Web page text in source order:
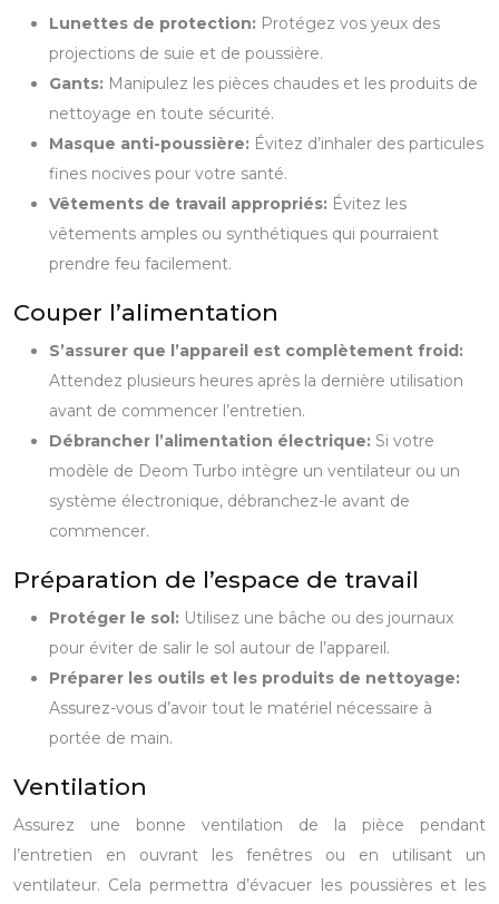
Lunettes de protection: Protégez vos yeux des
projections de suie et de poussière.
Gants: Manipulez les pièces chaudes et les produits de
nettoyage en toute sécurité.
Masque anti-poussière: Évitez d’inhaler des particules
fines nocives pour votre santé.
Vêtements de travail appropriés: Évitez les
vêtements amples ou synthétiques qui pourraient
prendre feu facilement.
Couper l’alimentation
S’assurer que l’appareil est complètement froid:
Attendez plusieurs heures après la dernière utilisation
avant de commencer l’entretien.
Débrancher l’alimentation électrique: Si votre
modèle de Deom Turbo intègre un ventilateur ou un
système électronique, débranchez-le avant de
commencer.
Préparation de l’espace de travail
Protéger le sol: Utilisez une bâche ou des journaux
pour éviter de salir le sol autour de l’appareil.
Préparer les outils et les produits de nettoyage:
Assurez-vous d’avoir tout le matériel nécessaire à
portée de main.
Ventilation
Assurez une bonne ventilation de la pièce pendant
l’entretien en ouvrant les fenêtres ou en utilisant un
ventilateur. Cela permettra d’évacuer les poussières et les